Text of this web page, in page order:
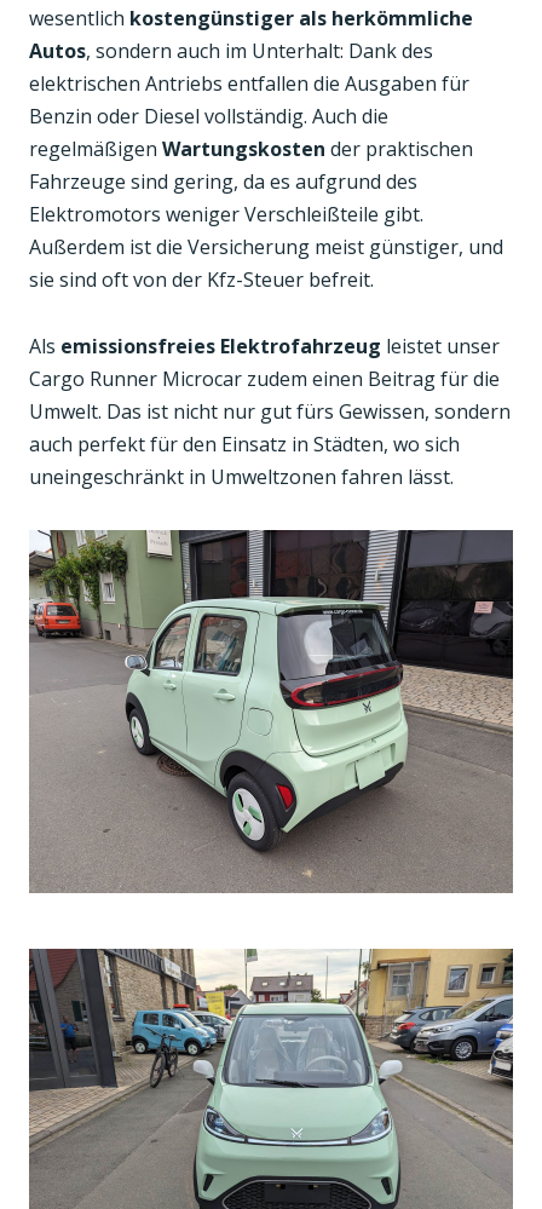
wesentlich kostengünstiger als herkömmliche
Autos, sondern auch im Unterhalt: Dank des
elektrischen Antriebs entfallen die Ausgaben für
Benzin oder Diesel vollständig. Auch die
regelmäßigen Wartungskosten der praktischen
Fahrzeuge sind gering, da es aufgrund des
Elektromotors weniger Verschleißteile gibt.
Außerdem ist die Versicherung meist günstiger, und
sie sind oft von der Kfz-Steuer befreit.
Als emissionsfreies Elektrofahrzeug leistet unser
Cargo Runner Microcar zudem einen Beitrag für die
Umwelt. Das ist nicht nur gut fürs Gewissen, sondern
auch perfekt für den Einsatz in Städten, wo sich
uneingeschränkt in Umweltzonen fahren lässt.